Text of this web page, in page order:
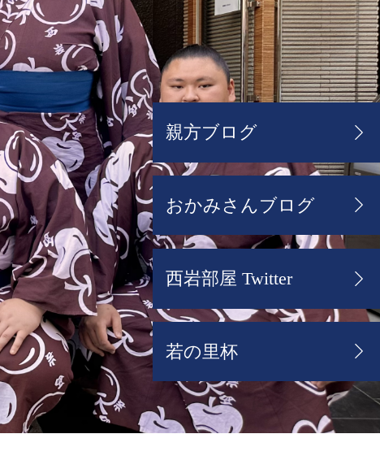
親方ブログ
おかみさんブログ
西岩部屋 Twitter
若の里杯